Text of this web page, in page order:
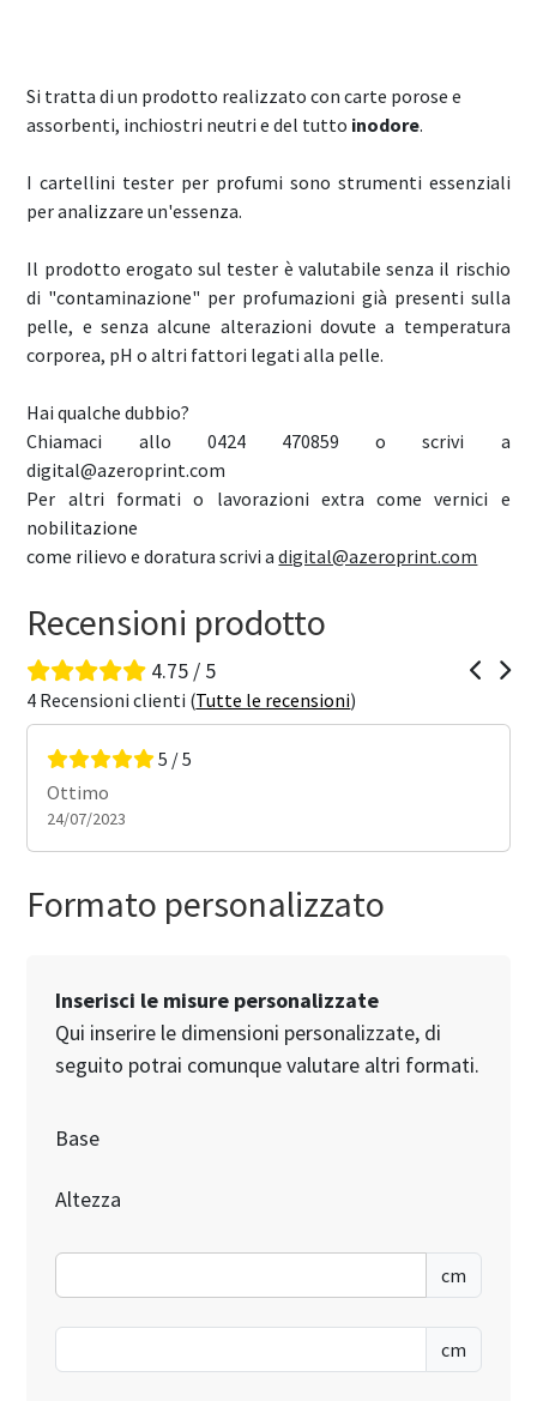
Si tratta di un prodotto realizzato con carte porose e
assorbenti, inchiostri neutri e del tutto inodore.
I cartellini tester per profumi sono strumenti essenziali
per analizzare un'essenza.
Il prodotto erogato sul tester è valutabile senza il rischio
di "contaminazione" per profumazioni già presenti sulla
pelle, e senza alcune alterazioni dovute a temperatura
corporea, pH o altri fattori legati alla pelle.
Hai qualche dubbio?
Chiamaci allo 0424 470859 o scrivi a
digital@azeroprint.com
Per altri formati o lavorazioni extra come vernici e
nobilitazione
come rilievo e doratura scrivi adigital@azeroprint.com
Recensioni prodotto
4.75 / 5
4 Recensioni clienti (Tutte le recensioni)
5 / 5
07/2023
Formato personalizzato
Qui inserire le dimensioni personalizzate, di
Altezza
cm